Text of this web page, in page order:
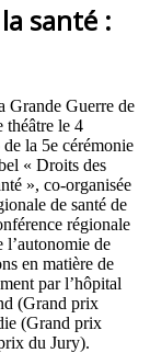
santé :
Grande Guerre de
théâtre le 4
la 5e cérémonie
« Droits des
», co-organisée
de santé de
régionale
l’autonomie de
en matière de
par l’hôpital
(Grand prix
(Grand prix
du Jury).